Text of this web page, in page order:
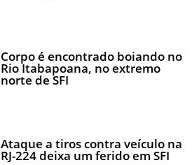
Corpo é encontrado boiando no
Rio Itabapoana, no extremo
norte de SFI
Ataque a tiros contra veículo na
RJ-224 deixa um ferido em SFI